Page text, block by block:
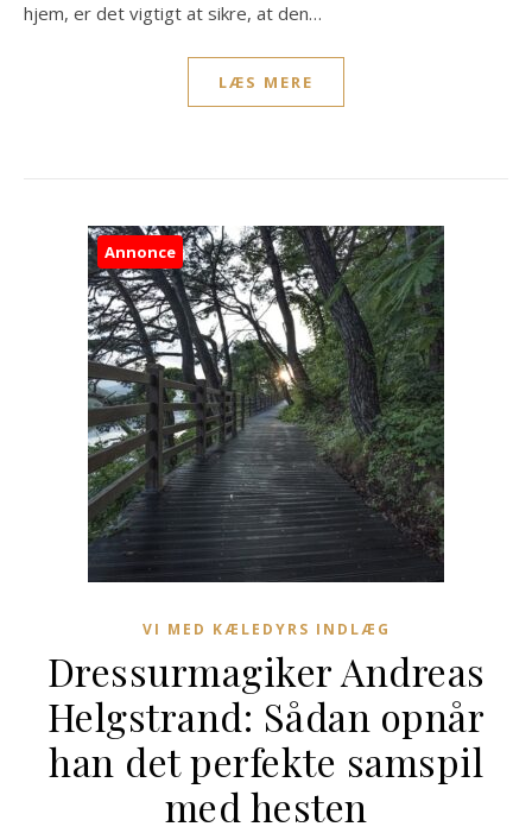
hjem, er det vigtigt at sikre, at den…
LÆS MERE
Annonce
VI MED KÆLEDYRS INDLÆG
Dressurmagiker Andreas
Helgstrand: Sådan opnår
han det perfekte samspil
med hesten